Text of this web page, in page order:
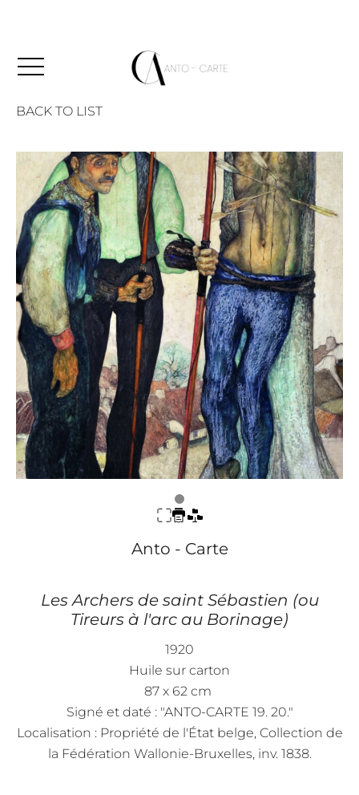
BACK TO LIST
Anto - Carte
Les Archers de saint Sébastien (ou
Tireurs à l'arc au Borinage)
1920
Huile sur carton
87 x 62 cm
Signé et daté : "ANTO-CARTE 19. 20."
Localisation : Propriété de l'État belge, Collection de
la Fédération Wallonie-Bruxelles, inv. 1838.